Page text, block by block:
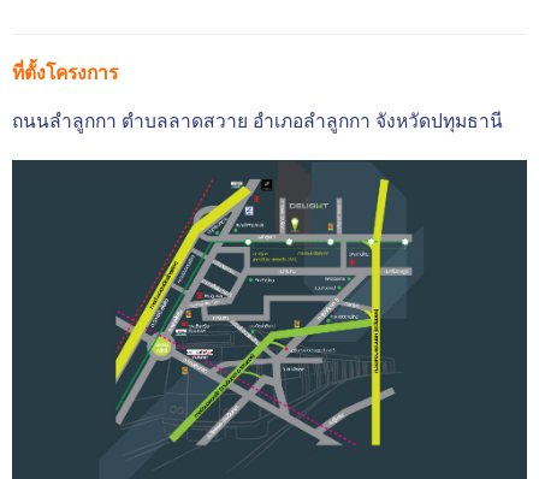
ที่ตั้งโครงการ
ถนนลำลูกกา ตำบลลาดสวาย อำเภอลำลูกกา จังหวัดปทุมธานี